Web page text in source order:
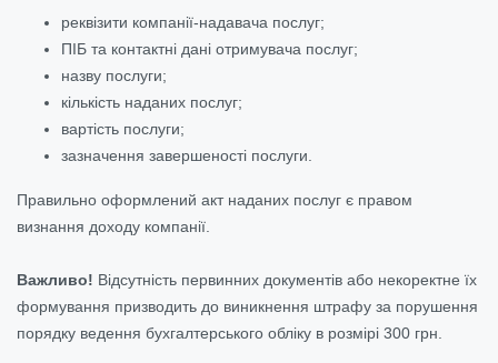
реквізити компанії-надавача послуг;
ПІБ та контактні дані отримувача послуг;
назву послуги;
кількість наданих послуг;
вартість послуги;
зазначення завершеності послуги.
Правильно оформлений акт наданих послуг є правом
визнання доходу компанії.
Важливо! Відсутність первинних документів або некоректне їх
формування призводить до виникнення штрафу за порушення
порядку ведення бухгалтерського обліку в розмірі 300 грн.